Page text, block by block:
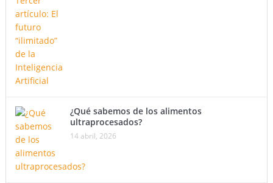
¿Qué sabemos de los alimentos
ultraprocesados?
14 abril, 2026